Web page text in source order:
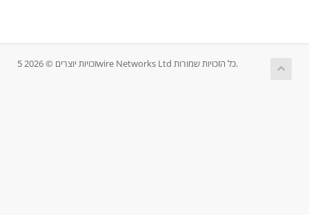
זכויות יוצרים © 2026 5wire Networks Ltd כל הזכויות שמורות.